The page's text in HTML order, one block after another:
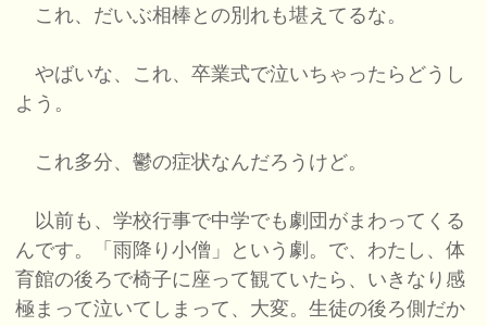
これ、だいぶ相棒との別れも堪えてるな。
やばいな、これ、卒業式で泣いちゃったらどうし
よう。
これ多分、鬱の症状なんだろうけど。
以前も、学校行事で中学でも劇団がまわってくる
んです。「雨降り小僧」という劇。で、わたし、体
育館の後ろで椅子に座って観ていたら、いきなり感
極まって泣いてしまって、大変。生徒の後ろ側だか